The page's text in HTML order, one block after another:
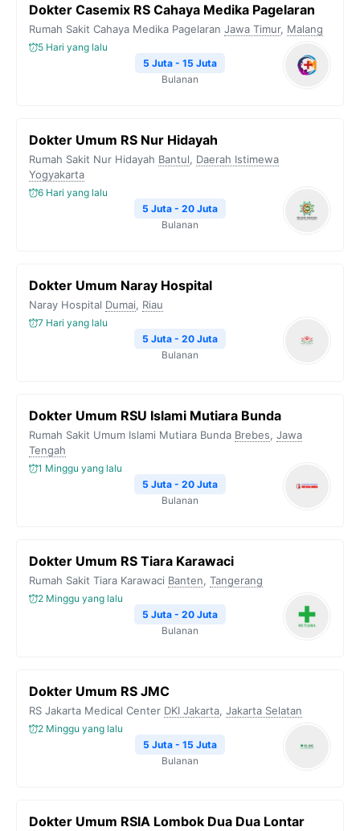
Dokter Casemix RS Cahaya Medika Pagelaran
Rumah Sakit Cahaya Medika Pagelaran Jawa Timur, Malang
5 Hari yang lalu
5 Juta - 15 Juta
Bulanan
Dokter Umum RS Nur Hidayah
Rumah Sakit Nur Hidayah Bantul, Daerah Istimewa
Yogyakarta
6 Hari yang lalu
5 Juta - 20 Juta
Bulanan
Dokter Umum Naray Hospital
Naray Hospital Dumai, Riau
7 Hari yang lalu
5 Juta - 20 Juta
Bulanan
Dokter Umum RSU Islami Mutiara Bunda
Rumah Sakit Umum Islami Mutiara Bunda Brebes, Jawa
Tengah
1 Minggu yang lalu
5 Juta - 20 Juta
Bulanan
Dokter Umum RS Tiara Karawaci
Rumah Sakit Tiara Karawaci Banten, Tangerang
2 Minggu yang lalu
5 Juta - 20 Juta
Bulanan
Dokter Umum RS JMC
RS Jakarta Medical Center DKI Jakarta, Jakarta Selatan
2 Minggu yang lalu
5 Juta - 15 Juta
Bulanan
Dokter Umum RSIA Lombok Dua Dua Lontar